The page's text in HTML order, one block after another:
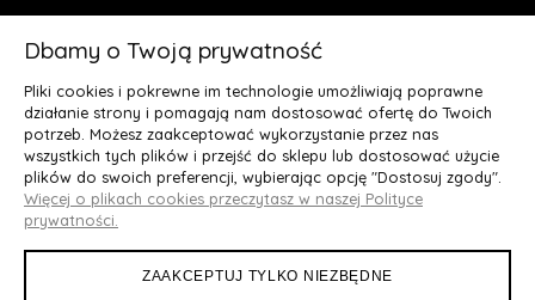
INFORMACJE
MOJE KONTO
O NAS
Deluxury.pl
Dbamy o Twoją prywatność
Pliki cookies i pokrewne im technologie umożliwiają poprawne
działanie strony i pomagają nam dostosować ofertę do Twoich
potrzeb. Możesz zaakceptować wykorzystanie przez nas
wszystkich tych plików i przejść do sklepu lub dostosować użycie
plików do swoich preferencji, wybierając opcję "Dostosuj zgody".
Więcej o plikach cookies przeczytasz w naszej Polityce
prywatności.
ZAAKCEPTUJ TYLKO NIEZBĘDNE